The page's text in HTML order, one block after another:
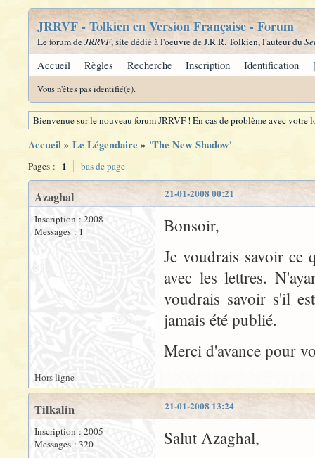
JRRVF - Tolkien en Version Française - Forum
Le forum deJRRVF, site dédié à l'oeuvre de J.R.R. Tolkien, l'auteur du
Accueil Règles Recherche Inscription Identification
Vous n'êtes pas identifié(e).
Bienvenue sur le nouveau forum JRRVF ! En cas de problème avec
Accueil» Le Légendaire » 'The New Shadow'
Pages : 1 bas de page
21-01-2008 00:21
Azaghal
Inscription : 2008
Messages : 1
Bonsoir,
Je voudrais savoir ce
avec les lettres.
voudrais savoir s'il
jamais été publié.
Merci d'avance pour
Hors ligne
21-01-2008 13:24
Tilkalin
Inscription : 2005
Messages : 320
Salut Azaghal,